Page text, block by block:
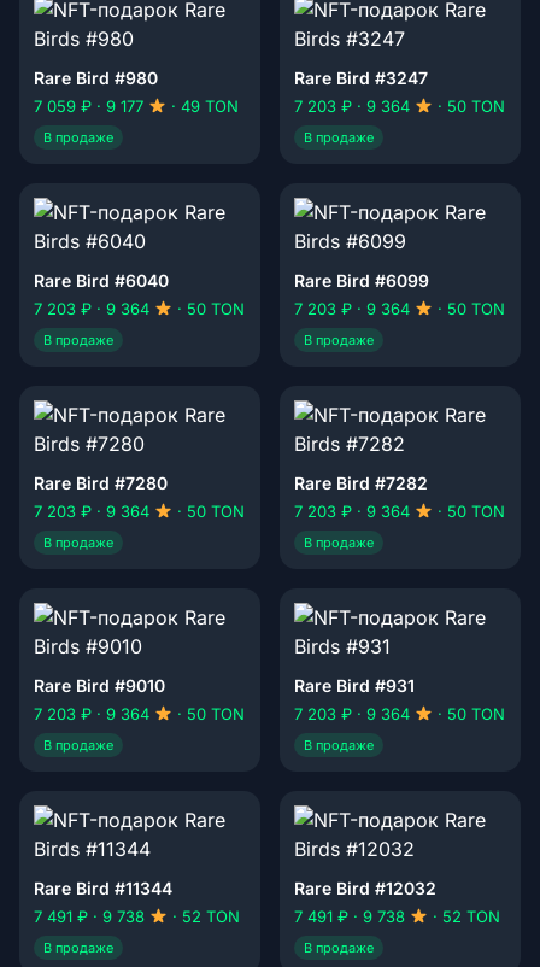
Rare Bird #980
7 059 ₽ · 9 177 · 49 TON
В продаже
Rare Bird #3247
7 203 ₽ · 9 364 · 50 TON
В продаже
Rare Bird #6040
7 203 ₽ · 9 364 · 50 TON
В продаже
Rare Bird #6099
7 203 ₽ · 9 364 · 50 TON
В продаже
Rare Bird #7280
7 203 ₽ · 9 364 · 50 TON
В продаже
Rare Bird #7282
7 203 ₽ · 9 364 · 50 TON
В продаже
Rare Bird #9010
7 203 ₽ · 9 364 · 50 TON
В продаже
Rare Bird #931
7 203 ₽ · 9 364 · 50 TON
В продаже
Rare Bird #11344
7 491 ₽ · 9 738 · 52 TON
В продаже
Rare Bird #12032
7 491 ₽ · 9 738 · 52 TON
В продаже